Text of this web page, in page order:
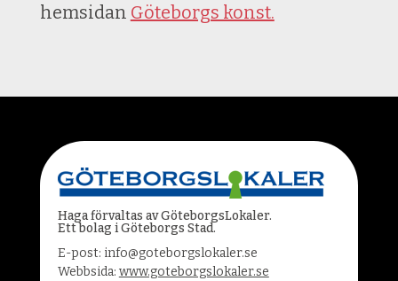
hemsidan Göteborgs konst.
Haga förvaltas av GöteborgsLokaler.
Ett bolag i Göteborgs Stad.
E-post: info@goteborgslokaler.se
Webbsida: www.goteborgslokaler.se